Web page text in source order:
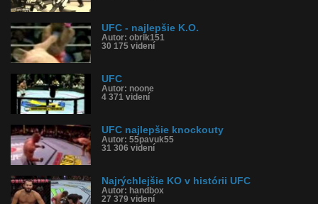
UFC - najlepšie K.O.
Autor: obrik151
30 175 videní
UFC
Autor: noone
4 371 videní
UFC najlepšie knockouty
Autor: 55pavuk55
31 306 videní
Najrýchlejšie KO v histórii UFC
Autor: handbox
27 379 videní